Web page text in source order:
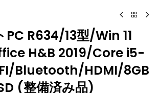
PC R634/13型/Win 11
H&B 2019/Core i5-
Bluetooth/HDMI/8GB
(整備済み品)